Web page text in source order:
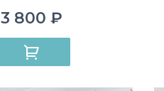
3 800 ₽